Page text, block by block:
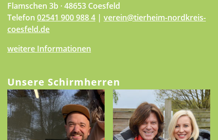
Flamschen 3b · 48653 Coesfeld
Telefon 02541 900 988 4 | verein@tierheim-nordkreis-
coesfeld.de
weitere Informationen
Unsere Schirmherren